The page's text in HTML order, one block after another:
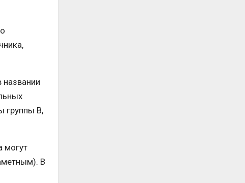
группы В,
могут
В